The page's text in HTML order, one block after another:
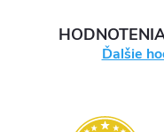
Ďalšie